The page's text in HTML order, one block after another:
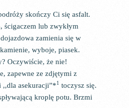
skończy Ci się asfalt.
ścigaczem lub zwykłym
zamienia się w
wyboje, piasek.
Oczywiście, że nie!
zapewne ze zdjętymi z
,,dla asekuracji”*1 toczysz się.
kroplę potu. Brzmi